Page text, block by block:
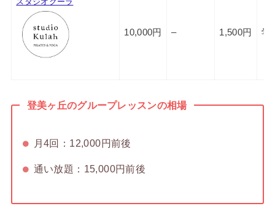
10,000円 – 1,500円 学
登美ヶ丘のグループレッスンの相場
月4回：12,000円前後
通い放題：15,000円前後